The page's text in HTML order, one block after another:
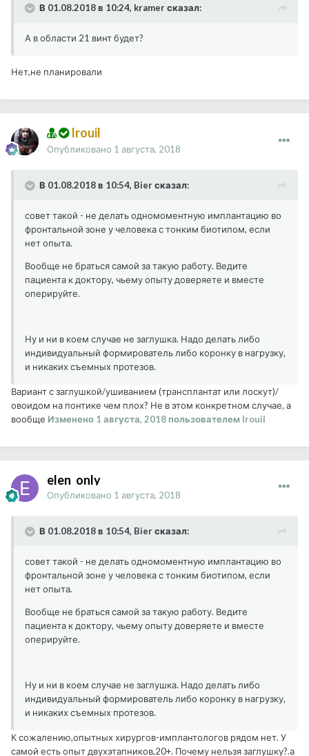
В 01.08.2018 в 10:24, kramer сказал:
А в области 21 винт будет?
Нет,не планировали
Irouil
Опубликовано 1 августа, 2018
В 01.08.2018 в 10:54, Bier сказал:
совет такой - не делать одномоментную имплантацию во
фронтальной зоне у человека с тонким биотипом, если
нет опыта.
Вообще не браться самой за такую работу. Ведите
пациента к доктору, чьему опыту доверяете и вместе
оперируйте.
Ну и ни в коем случае не заглушка. Надо делать либо
индивидуальный формирователь либо коронку в нагрузку,
и никаких съемных протезов.
Вариант с заглушкой/ушиванием (трансплантат или лоскут)/
овоидом на понтике чем плох? Не в этом конкретном случае, а
вообще Изменено 1 августа, 2018пользователем Irouil
elen_only
Опубликовано 1 августа, 2018
В 01.08.2018 в 10:54, Bier сказал:
совет такой - не делать одномоментную имплантацию во
фронтальной зоне у человека с тонким биотипом, если
нет опыта.
Вообще не браться самой за такую работу. Ведите
пациента к доктору, чьему опыту доверяете и вместе
оперируйте.
Ну и ни в коем случае не заглушка. Надо делать либо
индивидуальный формирователь либо коронку в нагрузку,
и никаких съемных протезов.
К сожалению,опытных хирургов-имплантологов рядом нет. У
самой есть опыт двухэтапников,20+. Почему нельзя заглушку?.а